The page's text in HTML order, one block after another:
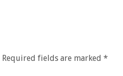
Required fields are marked *